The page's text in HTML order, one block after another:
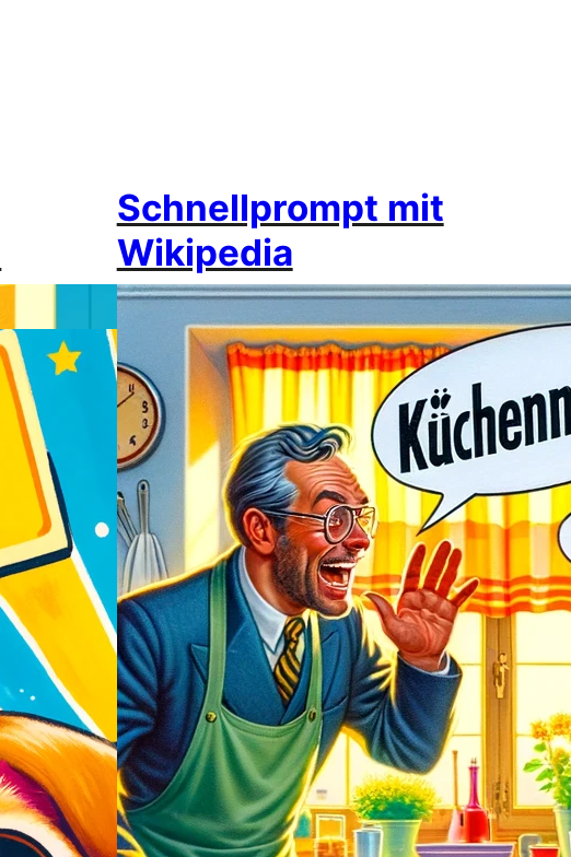
Schnellprompt mit
Wikipedia